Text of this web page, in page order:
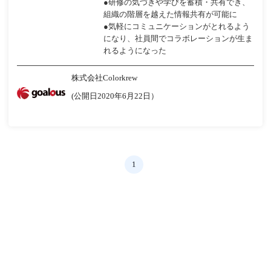
●研修の気づきや学びを蓄積・共有でき、
組織の階層を越えた情報共有が可能に
●気軽にコミュニケーションがとれるよう
になり、社員間でコラボレーションが生ま
れるようになった
株式会社Colorkrew
(公開日2020年6月22日）
1